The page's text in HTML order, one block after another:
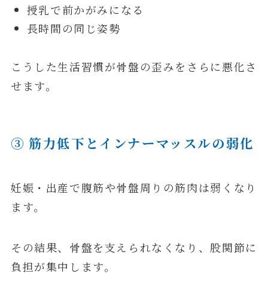
授乳で前かがみになる
長時間の同じ姿勢
こうした生活習慣が骨盤の歪みをさらに悪化さ
せます。
③ 筋力低下とインナーマッスルの弱化
妊娠・出産で腹筋や骨盤周りの筋肉は弱くなり
ます。
その結果、骨盤を支えられなくなり、股関節に
負担が集中します。